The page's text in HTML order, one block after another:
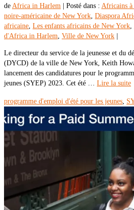
de Africa in Harlem Posté dans : Africains
noire-américaine de New York, Diaspora
africaine, Les enfants africains de New York,
d'Africa in Harlem, Ville de New York
Le directeur du service de la jeunesse et du
(DYCD) de la ville de New York, Keith
lancement des candidatures pour le
jeunes (SYEP) 2023. Cet été … Lire la suite
programme d'emploi d'été pour les jeunes,